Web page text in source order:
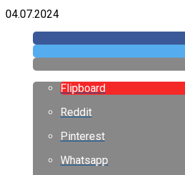
04.07.2024
Flipboard
Reddit
Pinterest
Whatsapp